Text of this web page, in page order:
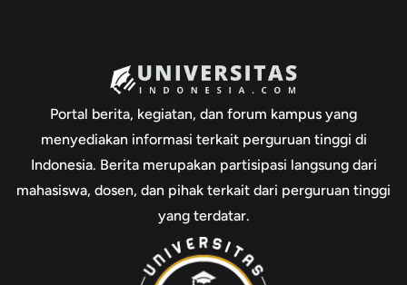
Portal berita, kegiatan, dan forum kampus yang
menyediakan informasi terkait perguruan tinggi di
Indonesia. Berita merupakan partisipasi langsung dari
mahasiswa, dosen, dan pihak terkait dari perguruan tinggi
yang terdatar.